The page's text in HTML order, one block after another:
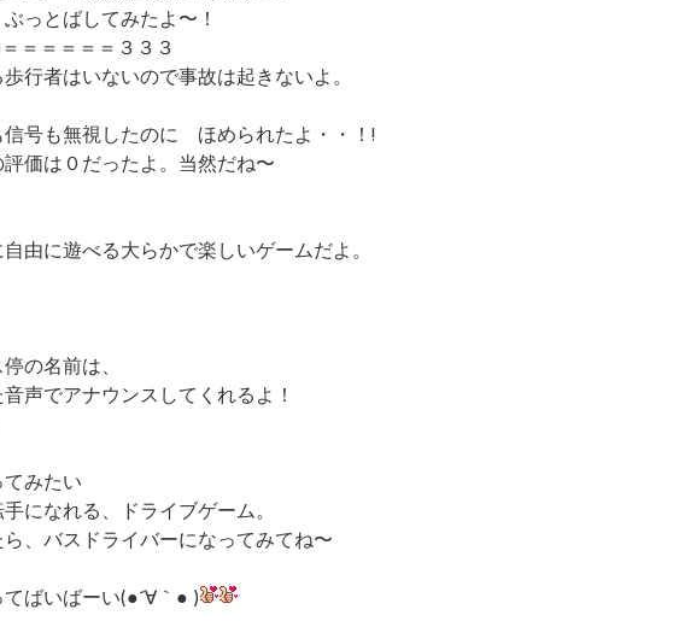
っとばしてみたよ〜！
＝＝＝＝＝３３３
行者はいないので事故は起きないよ。
信号も無視したのに ほめられたよ・・！!
価は０だったよ。当然だね〜
由に遊べる大らかで楽しいゲームだよ。
の名前は、
声でアナウンスしてくれるよ！
みたい
になれる、ドライブゲーム。
、 バスドライバーになってみてね〜
ばいばーい(●´∀｀● )